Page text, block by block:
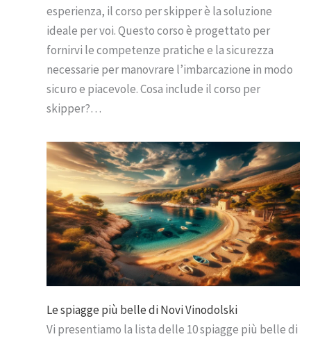
esperienza, il corso per skipper è la soluzione
ideale per voi. Questo corso è progettato per
fornirvi le competenze pratiche e la sicurezza
necessarie per manovrare l’imbarcazione in modo
sicuro e piacevole. Cosa include il corso per
skipper?…
Le spiagge più belle di Novi Vinodolski
Vi presentiamo la lista delle 10 spiagge più belle di